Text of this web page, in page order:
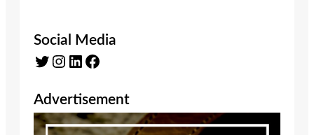
Social Media
Twitter Instagram LinkedIn Facebook
Advertisement